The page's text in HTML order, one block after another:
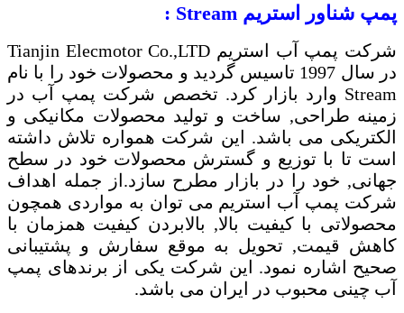
پمپ شناور استریم Stream
:
شرکت پمپ آب استریم Tianjin Elecmotor Co.,LTD
در سال 1997 تاسیس گردید و محصولات خود را با نام
Stream وارد بازار کرد. تخصص شرکت پمپ آب در
زمینه طراحی, ساخت و تولید محصولات مکانیکی و
الکتریکی می باشد. این شرکت همواره تلاش داشته
است تا با توزیع و گسترش محصولات خود در سطح
جهانی, خود را در بازار مطرح سازد.از جمله اهداف
شرکت پمپ آب استریم می توان به مواردی همچون
محصولاتی با کیفیت بالا, بالابردن کیفیت همزمان با
کاهش قیمت, تحویل به موقع سفارش و پشتیبانی
صحیح اشاره نمود. این شرکت یکی از برندهای پمپ
آب چینی محبوب در ایران می باشد.